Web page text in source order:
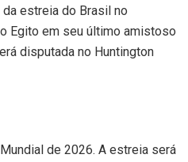
da estreia do Brasil no
Egito em seu último amistoso
disputada no Huntington
de 2026. A estreia será